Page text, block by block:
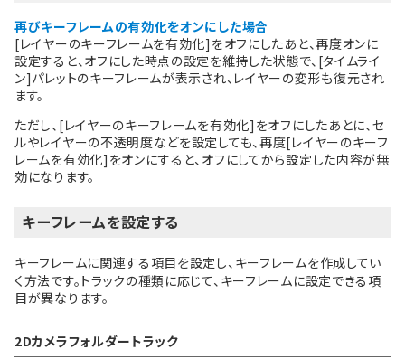
再びキーフレームの有効化をオンにした場合
[レイヤーのキーフレームを有効化]をオフにしたあと、再度オンに
設定すると、オフにした時点の設定を維持した状態で、[タイムライ
ン]パレットのキーフレームが表示され、レイヤーの変形も復元され
ます。
ただし、[レイヤーのキーフレームを有効化]をオフにしたあとに、セ
ルやレイヤーの不透明度などを設定しても、再度[レイヤーのキーフ
レームを有効化]をオンにすると、オフにしてから設定した内容が無
効になります。
キーフレームを設定する
キーフレームに関連する項目を設定し、キーフレームを作成してい
く方法です。トラックの種類に応じて、キーフレームに設定できる項
目が異なります。
2Dカメラフォルダートラック